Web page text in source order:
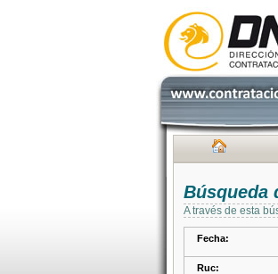
Búsqueda
A través de esta
Fecha:
Ruc: